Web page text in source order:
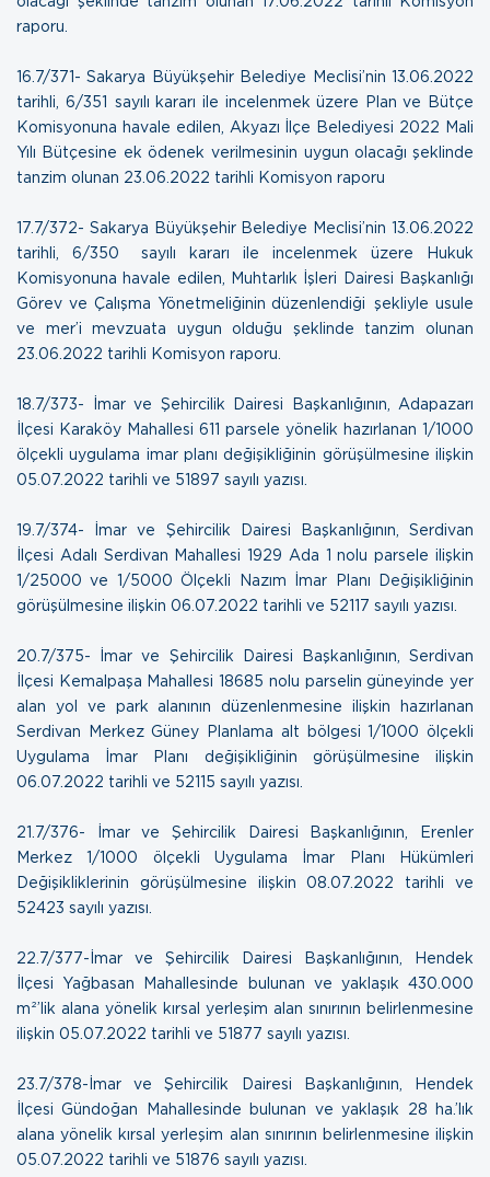
raporu.
16.7/371- Sakarya Büyükşehir Belediye Meclisi’nin 13.06.2022
tarihli, 6/351 sayılı kararı ile incelenmek üzere Plan ve Bütçe
Komisyonuna havale edilen, Akyazı İlçe Belediyesi 2022 Mali
Yılı Bütçesine ek ödenek verilmesinin uygun olacağı şeklinde
tanzim olunan 23.06.2022 tarihli Komisyon raporu
17.7/372- Sakarya Büyükşehir Belediye Meclisi’nin 13.06.2022
tarihli, 6/350 sayılı kararı ile incelenmek üzere Hukuk
Komisyonuna havale edilen, Muhtarlık İşleri Dairesi Başkanlığı
Görev ve Çalışma Yönetmeliğinin düzenlendiği şekliyle usule
ve mer’i mevzuata uygun olduğu şeklinde tanzim olunan
23.06.2022 tarihli Komisyon raporu.
18.7/373- İmar ve Şehircilik Dairesi Başkanlığının, Adapazarı
İlçesi Karaköy Mahallesi 611 parsele yönelik hazırlanan 1/1000
ölçekli uygulama imar planı değişikliğinin görüşülmesine ilişkin
05.07.2022 tarihli ve 51897 sayılı yazısı.
19.7/374- İmar ve Şehircilik Dairesi Başkanlığının, Serdivan
İlçesi Adalı Serdivan Mahallesi 1929 Ada 1 nolu parsele ilişkin
1/25000 ve 1/5000 Ölçekli Nazım İmar Planı Değişikliğinin
görüşülmesine ilişkin 06.07.2022 tarihli ve 52117 sayılı yazısı.
20.7/375- İmar ve Şehircilik Dairesi Başkanlığının, Serdivan
İlçesi Kemalpaşa Mahallesi 18685 nolu parselin güneyinde yer
alan yol ve park alanının düzenlenmesine ilişkin hazırlanan
Serdivan Merkez Güney Planlama alt bölgesi 1/1000 ölçekli
Uygulama İmar Planı değişikliğinin görüşülmesine ilişkin
06.07.2022 tarihli ve 52115 sayılı yazısı.
21.7/376- İmar ve Şehircilik Dairesi Başkanlığının, Erenler
Merkez 1/1000 ölçekli Uygulama İmar Planı Hükümleri
Değişikliklerinin görüşülmesine ilişkin08.07.2022 tarihli ve
52423 sayılı yazısı.
22.7/377-İmar ve Şehircilik Dairesi Başkanlığının, Hendek
İlçesi Yağbasan Mahallesinde bulunan ve yaklaşık 430.000
m²’lik alana yönelik kırsal yerleşim alan sınırının belirlenmesine
ilişkin 05.07.2022 tarihli ve 51877 sayılı yazısı.
23.7/378-İmar ve Şehircilik Dairesi Başkanlığının, Hendek
İlçesi Gündoğan Mahallesinde bulunan ve yaklaşık 28 ha.’lık
alana yönelik kırsal yerleşim alan sınırının belirlenmesine ilişkin
05.07.2022 tarihli ve 51876 sayılı yazısı.